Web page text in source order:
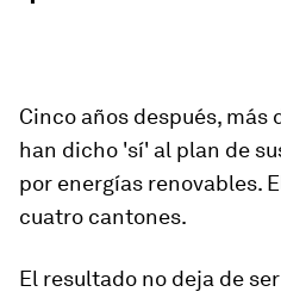
Cinco años después, más
han dicho 'sí' al plan de
por energías renovables.
cuatro cantones.
El resultado no deja de